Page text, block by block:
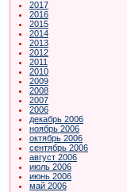
2017
2016
2015
2014
2013
2012
2011
2010
2009
2008
2007
2006
декабрь 2006
ноябрь 2006
октябрь 2006
сентябрь 2006
август 2006
июль 2006
июнь 2006
май 2006